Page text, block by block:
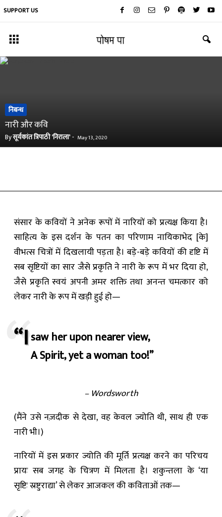
SUPPORT US
निबन्ध
नारी और कवि
Byसूर्यकांत त्रिपाठी 'निराला'- May 13, 2020
संसार के कवियों ने अनेक रूपों में नारियों को प्रत्यक्ष किया है।
साहित्य के इस दर्शन के पतन का परिणाम नायिकाभेद [के]
वीभत्स चित्रों में दिखलायी पड़ता है। बड़े-बड़े कवियों की दृष्टि में
सब सृष्टियों का सार जैसे प्रकृति ने नारी के रूप में भर दिया हो,
जैसे प्रकृति स्वयं अपनी अमर शक्ति तथा अनन्त चमत्कार को
लेकर नारी के रूप में खड़ी हुई हो—
“Isaw her upon nearer view,
A Spirit, yet a woman too!”
– Wordsworth
(मैंने उसे नज़दीक से देखा, वह केवल ज्योति थी, साथ ही एक
नारी भी।)
नारियों में इस प्रकार ज्योति की मूर्ति प्रत्यक्ष करने का परिचय
प्रायः सब जगह के चित्रण में मिलता है। शकुन्तला के ‘या
सृष्टिः स्रष्टुराद्या’ से लेकर आजकल की कविताओं तक—